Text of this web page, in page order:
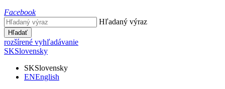
Facebook
Hľadaný výraz
Hľadať
rozšírené vyhľadávanie
SKSlovensky
SKSlovensky
ENEnglish